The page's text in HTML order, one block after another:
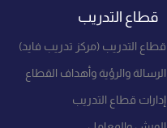
قطاع التدريب
قطاع التدريب (مركز تدريب فايد)
الرسالة والرؤية وأهداف القطاع
إدارات قطاع التدريب